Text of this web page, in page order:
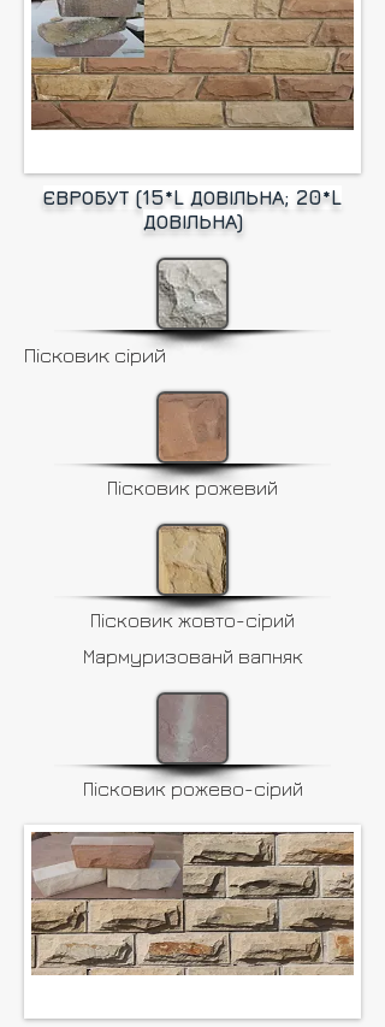
ЄВРОБУТ (15*L ДОВІЛЬНА; 20*L
ДОВІЛЬНА)
Пісковик сірий
Пісковик рожевий
Пісковик жовто-сірий
Мармуризованй вапняк
Пісковик рожево-сірий